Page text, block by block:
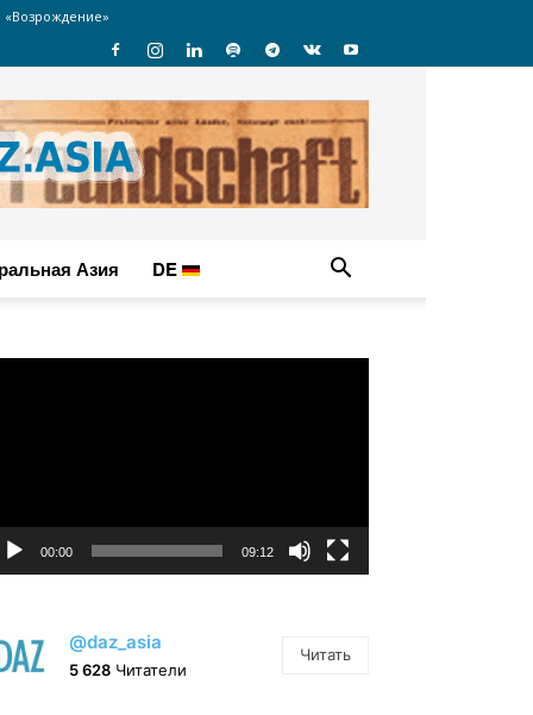
Азия DE
00:00 09:12
@daz_asia
5 628 Читатели
Читать